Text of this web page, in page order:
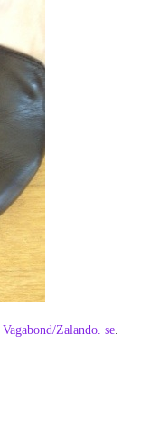
Vagabond/Zalando. se.